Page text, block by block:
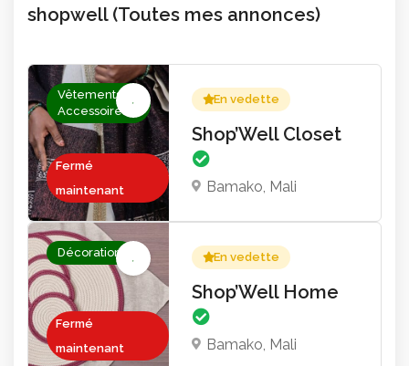
Annonces actives Total des Vues
shopwell (Toutes mes annonces)
Fermé
maintenant
Vêtements &
Accessoires
En vedette
Shop’Well Closet
Bamako, Mali
Fermé
maintenant
Décoration En vedette
Shop’Well Home
Bamako, Mali